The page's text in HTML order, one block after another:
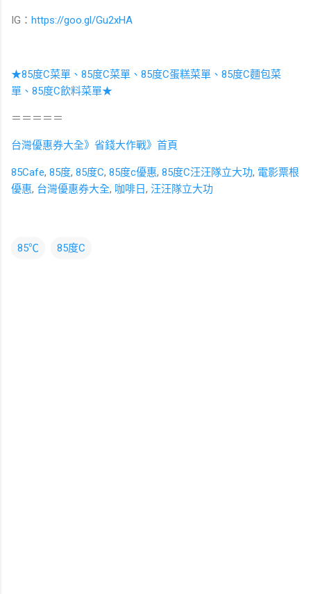
IG： https://goo.gl/Gu2xHA
★85度C菜單、85度C菜單、85度C蛋糕菜單、85度C麵包菜
單、85度C飲料菜單★
＝＝＝＝＝
台灣優惠券大全》省錢大作戰》首頁
85Cafe, 85度, 85度C, 85度c優惠, 85度C汪汪隊立大功, 電影票根
優惠, 台灣優惠券大全, 咖啡日, 汪汪隊立大功
85℃ 85度C